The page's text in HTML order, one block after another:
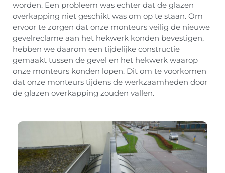
worden. Een probleem was echter dat de glazen
overkapping niet geschikt was om op te staan. Om
ervoor te zorgen dat onze monteurs veilig de nieuwe
gevelreclame aan het hekwerk konden bevestigen,
hebben we daarom een tijdelijke constructie
gemaakt tussen de gevel en het hekwerk waarop
onze monteurs konden lopen. Dit om te voorkomen
dat onze monteurs tijdens de werkzaamheden door
de glazen overkapping zouden vallen.